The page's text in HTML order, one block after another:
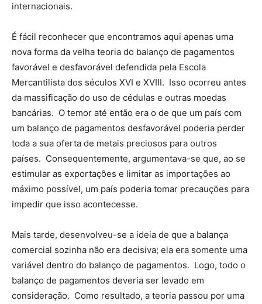
internacionais.
É fácil reconhecer que encontramos aqui apenas uma
nova forma da velha teoria do balanço de pagamentos
favorável e desfavorável defendida pela Escola
Mercantilista dos séculos XVI e XVIII. Isso ocorreu antes
da massificação do uso de cédulas e outras moedas
bancárias. O temor até então era o de que um país com
um balanço de pagamentos desfavorável poderia perder
toda a sua oferta de metais preciosos para outros
países. Consequentemente, argumentava-se que, ao se
estimular as exportações e limitar as importações ao
máximo possível, um país poderia tomar precauções para
impedir que isso acontecesse.
Mais tarde, desenvolveu-se a ideia de que a balança
comercial sozinha não era decisiva; ela era somente uma
variável dentro do balanço de pagamentos. Logo, todo o
balanço de pagamentos deveria ser levado em
consideração. Como resultado, a teoria passou por uma